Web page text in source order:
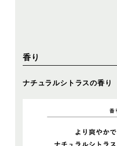
香り
ナチュラルシトラスの香り